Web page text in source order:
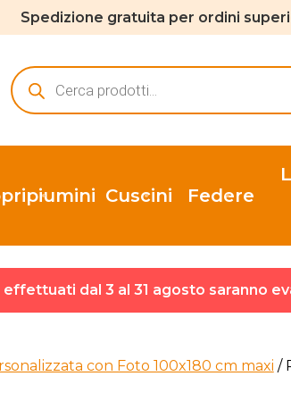
Spedizione gratuita per ordini
Ricerca
prodotti
Cuscini Federe
dal 3 al 31 agosto saranno
con Foto 100x180 cm maxi /